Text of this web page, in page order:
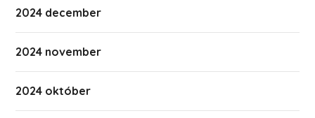
2024 december
2024 november
2024 október